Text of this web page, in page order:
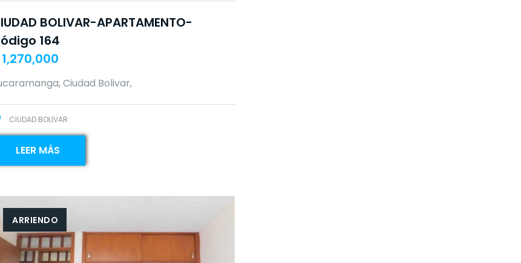
BOLIVAR-APARTAMENTO-
164
1,270,000
Ciudad Bolivar,
CIUDAD BOLIVAR
LEER MÁS
ARRIENDO